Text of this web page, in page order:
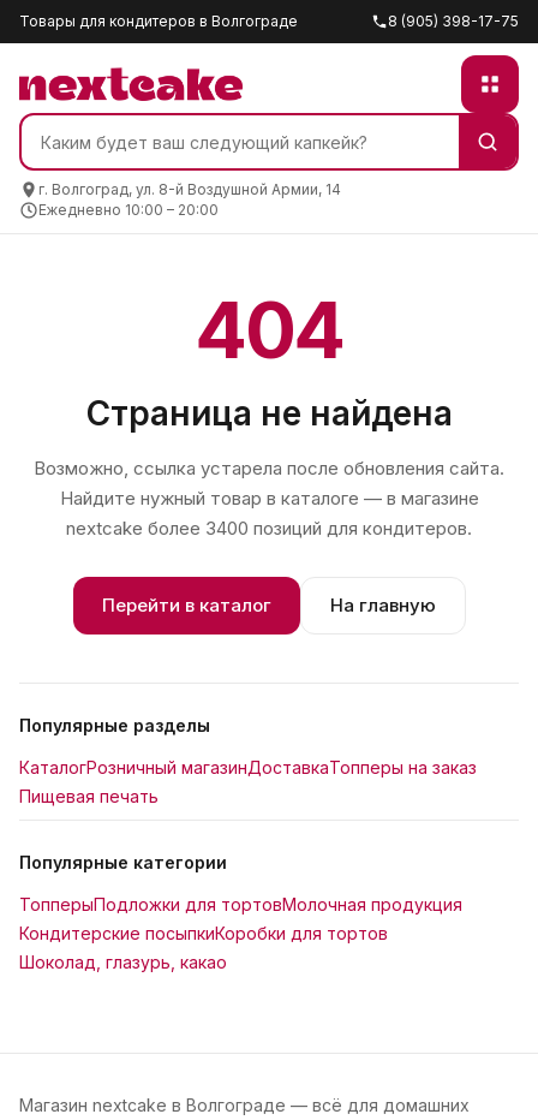
Товары для кондитеров в Волгограде 8 (905) 398-17-75
г. Волгоград, ул. 8-й Воздушной Армии, 14
Ежедневно 10:00 – 20:00
404
Страница не найдена
Возможно, ссылка устарела после обновления сайта.
Найдите нужный товар в каталоге — в магазине
nextcake более 3400 позиций для кондитеров.
Перейти в каталог На главную
Популярные разделы
КаталогРозничный магазинДоставкаТопперы на заказ
Пищевая печать
Популярные категории
ТопперыПодложки для тортовМолочная продукция
Кондитерские посыпкиКоробки для тортов
Шоколад, глазурь, какао
Магазин nextcake в Волгограде — всё для домашних